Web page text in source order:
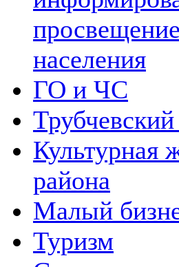
просвещение
населения
ГО и ЧС
Культурная
района
Малый
Туризм